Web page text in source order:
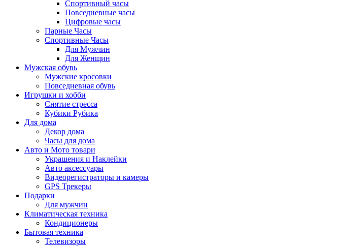
Спортивный часы
Повседневные часы
Цифровые часы
Парные Часы
Спортивные Часы
Для Мужчин
Для Женщин
Мужская обувь
Мужские кросовки
Повседневная обувь
Игрушки и хобби
Снятие стресса
Кубики Рубика
Для дома
Декор дома
Часы для дома
Авто и Мото товари
Украшения и Наклейки
Авто аксессуары
Видеорегистраторы и камеры
GPS Трекеры
Подарки
Для мужчин
Климатическая техника
Кондиционеры
Бытовая техника
Телевизоры